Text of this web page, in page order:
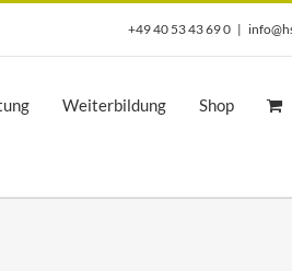
+49 40 53 43 69 0 |
Weiterbildung Shop